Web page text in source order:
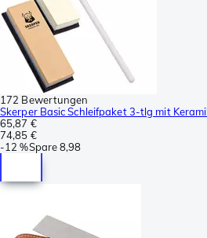
172 Bewertungen
Skerper Basic Schleifpaket 3-tlg mit
65,87 €
74,85 €
-12 %Spare8,98